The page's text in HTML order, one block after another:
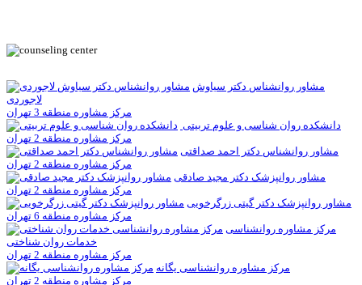
مشاور روانشناس دکتر سیاوش
لاجوردی
مرکز مشاوره منطقه 3 تهران
دانشکده روان شناسی و علوم تربیتی
مرکز مشاوره منطقه 2 تهران
مشاور روانشناس دکتر احمد صداقتی
مرکز مشاوره منطقه 2 تهران
مشاور روانپزشک دکتر مجید صادقی
مرکز مشاوره منطقه 2 تهران
مشاور روانپزشک دکتر گیتی زرگرخویی
مرکز مشاوره منطقه 6 تهران
مرکز مشاوره روانشناسی
خدمات روان شناختی
مرکز مشاوره منطقه 2 تهران
مرکز مشاوره روانشناسی یگانه
مرکز مشاوره منطقه 2 تهران